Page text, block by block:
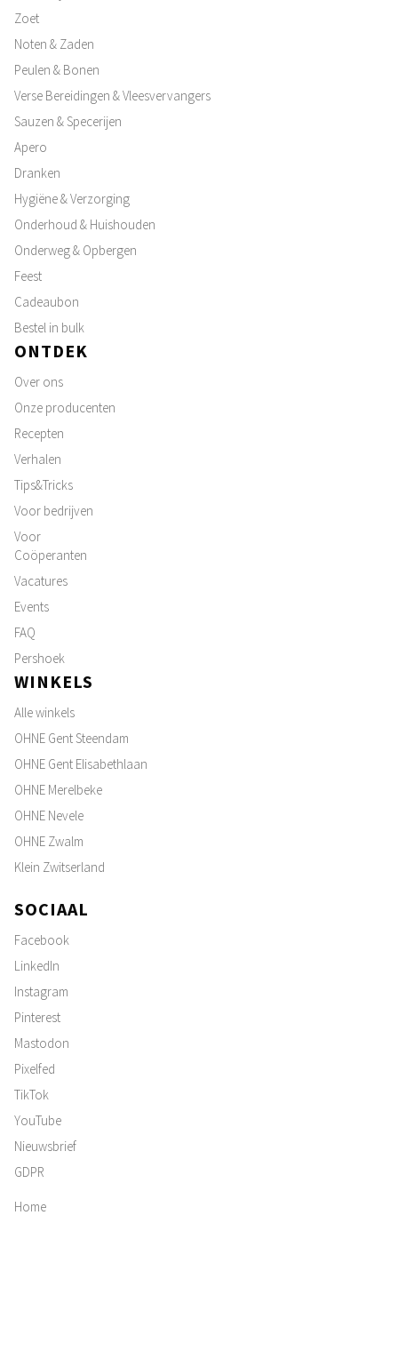
Zoet
Noten & Zaden
Peulen & Bonen
Verse Bereidingen & Vleesvervangers
Sauzen & Specerijen
Apero
Dranken
Hygiëne & Verzorging
Onderhoud & Huishouden
Onderweg & Opbergen
Feest
Cadeaubon
Bestel in bulk
ONTDEK
Over ons
Onze producenten
Recepten
Verhalen
Tips&Tricks
Voor bedrijven
Voor
Coöperanten
Vacatures
Events
FAQ
Pershoek
WINKELS
Alle winkels
OHNE Gent Steendam
OHNE Gent Elisabethlaan
OHNE Merelbeke
OHNE Nevele
OHNE Zwalm
Klein Zwitserland
SOCIAAL
Facebook
LinkedIn
Instagram
Pinterest
Mastodon
Pixelfed
TikTok
YouTube
Nieuwsbrief
GDPR
Home